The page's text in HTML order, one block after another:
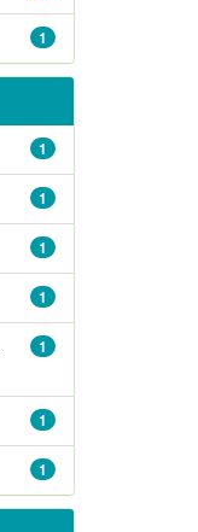
1
1
1
1
1
1
1
1